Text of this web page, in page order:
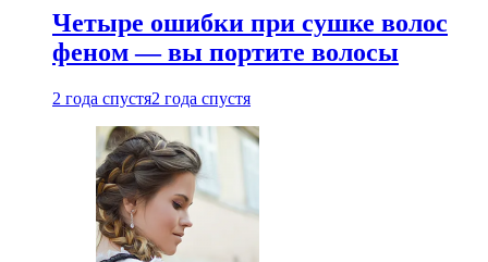
Четыре ошибки при сушке волос
феном — вы портите волосы
2 года спустя2 года спустя